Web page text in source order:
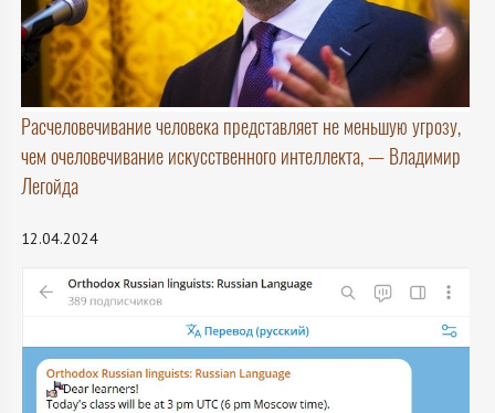
Расчеловечивание человека представляет не меньшую угрозу,
чем очеловечивание искусственного интеллекта, — Владимир
Легойда
12.04.2024